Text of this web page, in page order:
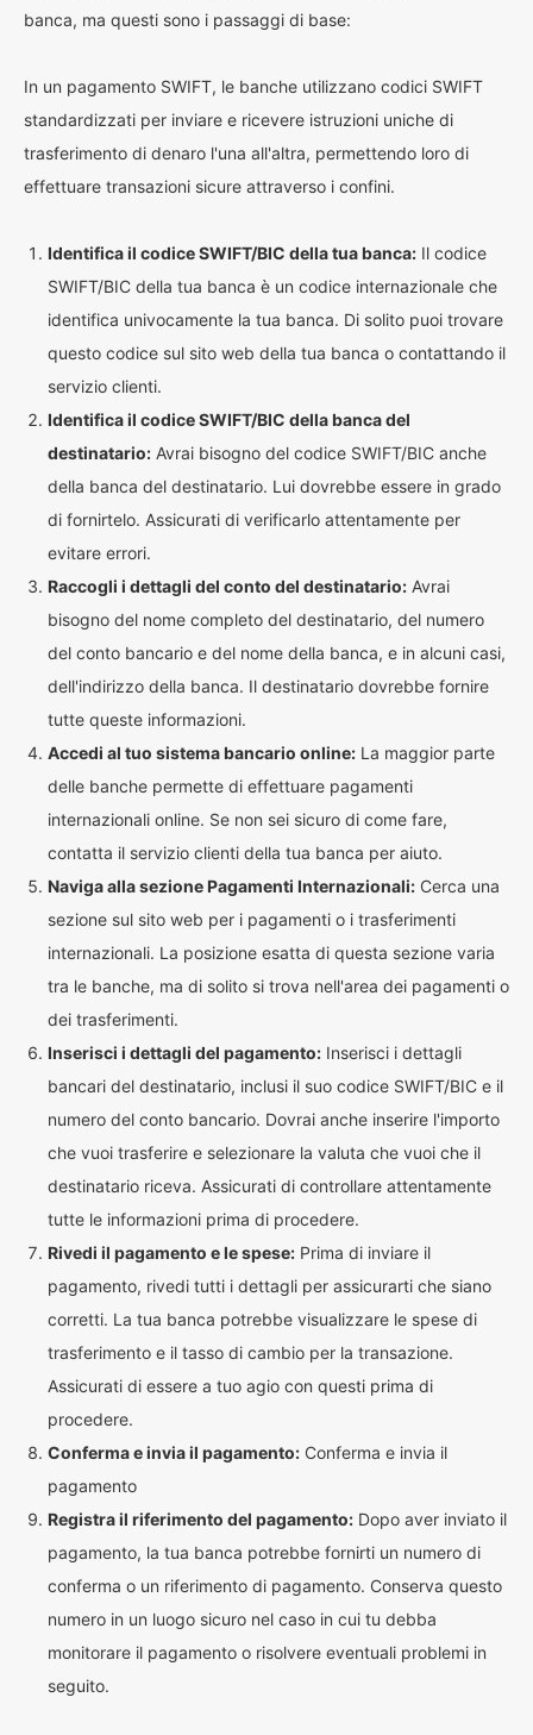
banca, ma questi sono i passaggi di base:
In un pagamento SWIFT, le banche utilizzano codici SWIFT
standardizzati per inviare e ricevere istruzioni uniche di
trasferimento di denaro l'una all'altra, permettendo loro di
effettuare transazioni sicure attraverso i confini.
Identifica il codice SWIFT/BIC della tua banca: Il codice
SWIFT/BIC della tua banca è un codice internazionale che
identifica univocamente la tua banca. Di solito puoi trovare
questo codice sul sito web della tua banca o contattando il
servizio clienti.
Identifica il codice SWIFT/BIC della banca del
destinatario: Avrai bisogno del codice SWIFT/BIC anche
della banca del destinatario. Lui dovrebbe essere in grado
di fornirtelo. Assicurati di verificarlo attentamente per
evitare errori.
Raccogli i dettagli del conto del destinatario: Avrai
bisogno del nome completo del destinatario, del numero
del conto bancario e del nome della banca, e in alcuni casi,
dell'indirizzo della banca. Il destinatario dovrebbe fornire
tutte queste informazioni.
Accedi al tuo sistema bancario online: La maggior parte
delle banche permette di effettuare pagamenti
internazionali online. Se non sei sicuro di come fare,
contatta il servizio clienti della tua banca per aiuto.
Naviga alla sezione Pagamenti Internazionali: Cerca una
sezione sul sito web per i pagamenti o i trasferimenti
internazionali. La posizione esatta di questa sezione varia
tra le banche, ma di solito si trova nell'area dei pagamenti o
dei trasferimenti.
Inserisci i dettagli del pagamento: Inserisci i dettagli
bancari del destinatario, inclusi il suo codice SWIFT/BIC e il
numero del conto bancario. Dovrai anche inserire l'importo
che vuoi trasferire e selezionare la valuta che vuoi che il
destinatario riceva. Assicurati di controllare attentamente
tutte le informazioni prima di procedere.
Rivedi il pagamento e le spese: Prima di inviare il
pagamento, rivedi tutti i dettagli per assicurarti che siano
corretti. La tua banca potrebbe visualizzare le spese di
trasferimento e il tasso di cambio per la transazione.
Assicurati di essere a tuo agio con questi prima di
procedere.
Conferma e invia il pagamento: Conferma e invia il
pagamento
Registra il riferimento del pagamento: Dopo aver inviato il
pagamento, la tua banca potrebbe fornirti un numero di
conferma o un riferimento di pagamento. Conserva questo
numero in un luogo sicuro nel caso in cui tu debba
monitorare il pagamento o risolvere eventuali problemi in
seguito.